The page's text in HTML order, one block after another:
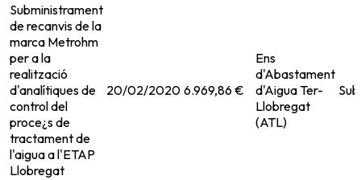
Subministrament
de recanvis de la
marca Metrohm
per a la
realització
d'analítiques de
control del
proce¿s de
tractament de
l'aigua a l'ETAP
Llobregat
20/02/2020 6.969,86 €
Ens
d'Abastament
d'Aigua Ter-
Llobregat
(ATL)